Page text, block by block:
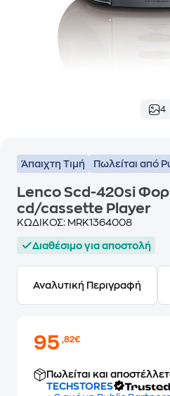
4
Άπαιχτη Τιμή Πωλείται από
Lenco Scd-420si
cd/cassette Player
ΚΩΔΙΚΟΣ: MRK1364008
Διαθέσιμο για αποστολή
Αναλυτική Περιγραφή
95,82€
Πωλείται και
TECHSTORES